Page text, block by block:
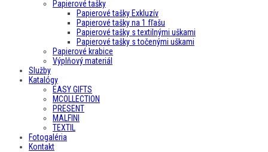
Papierové tašky
Papierové tašky Exkluzív
Papierové tašky na 1 fľašu
Papierové tašky s textilnými uškami
Papierové tašky s točenými uškami
Papierové krabice
Výplňový materiál
Služby
Katalógy
EASY GIFTS
MCOLLECTION
PRESENT
MALFINI
TEXTIL
Fotogaléria
Kontakt